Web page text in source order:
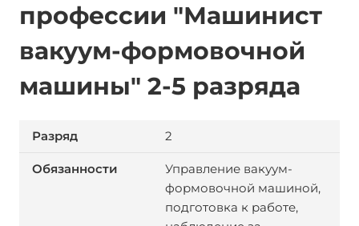
профессии "Машинист
вакуум-формовочной
машины" 2-5 разряда
2
Управление вакуум-
формовочной машиной,
подготовка к работе,